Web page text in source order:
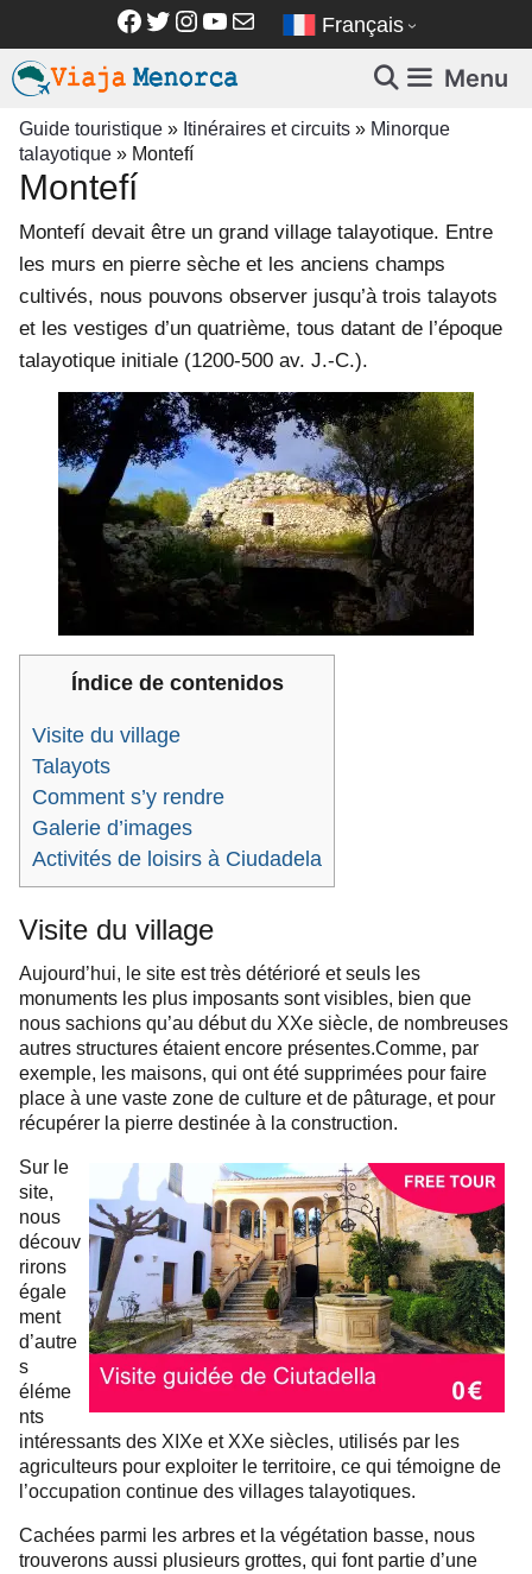
contenu
Facebook
Twitter
Instagram
YouTube
E-mail Français
Menu
Guide touristique » Itinéraires et circuits » Minorque
talayotique » Montefí
Montefí
Montefí devait être un grand village talayotique. Entre
les murs en pierre sèche et les anciens champs
cultivés, nous pouvons observer jusqu’à trois talayots
et les vestiges d’un quatrième, tous datant de l’époque
talayotique initiale (1200-500 av. J.-C.).
Índice de contenidos
Visite du village
Talayots
Comment s’y rendre
Galerie d’images
Activités de loisirs à Ciudadela
Visite du village
Aujourd’hui, le site est très détérioré et seuls les
monuments les plus imposants sont visibles, bien que
nous sachions qu’au début du XXe siècle, de nombreuses
autres structures étaient encore présentes.Comme, par
exemple, les maisons, qui ont été supprimées pour faire
place à une vaste zone de culture et de pâturage, et pour
récupérer la pierre destinée à la construction.
Sur le
site,
nous
découv
rirons
égale
ment
d’autre
s
éléme
nts
intéressants des XIXe et XXe siècles, utilisés par les
agriculteurs pour exploiter le territoire, ce qui témoigne de
l’occupation continue des villages talayotiques.
Cachées parmi les arbres et la végétation basse, nous
trouverons aussi plusieurs grottes, qui font partie d’une